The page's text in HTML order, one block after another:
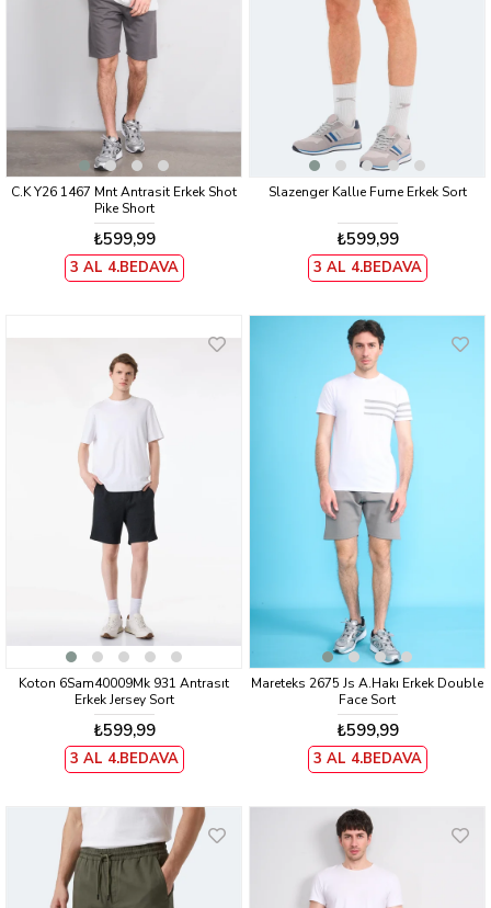
C.K Y26 1467 Mnt Antrasit Erkek Shot
Pike Short
₺599,99
3 AL 4.BEDAVA
Slazenger Kallıe Fume Erkek Sort
₺599,99
3 AL 4.BEDAVA
Koton 6Sam40009Mk 931 Antrasıt
Erkek Jersey Sort
₺599,99
3 AL 4.BEDAVA
Mareteks 2675 Js A.Hakı Erkek Double
Face Sort
₺599,99
3 AL 4.BEDAVA